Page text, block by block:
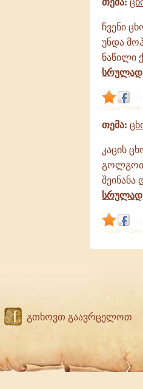
თემა:
ჩვენი
უნდა
ნაწილი
სრულად
თემა:
კაცის
შეინანა
სრულად
f გთხოვთ გაავრცელოთ